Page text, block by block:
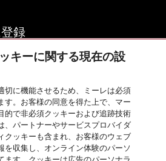
録
キーに関する現在の設
切に機能させるため、ミーレは必須
す。お客様の同意を得た上で、マー
的で非必須クッキーおよび追跡技術
、パートナーやサービスプロバイダ
クッキーも含まれ、お客様のウェブ
を収集し、オンライン体験のパーソ